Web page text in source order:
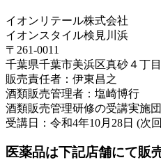
イオンリテール株式会社
イオンスタイル検見川浜
〒261-0011
千葉県千葉市美浜区真砂４丁
販売責任者：伊東昌之
酒類販売管理者：塩崎博行
酒類販売管理研修の受講実施
受講日：令和4年10月28日 (次
医薬品は下記店舗にて販